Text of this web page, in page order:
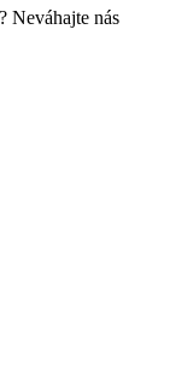
Neváhajte nás